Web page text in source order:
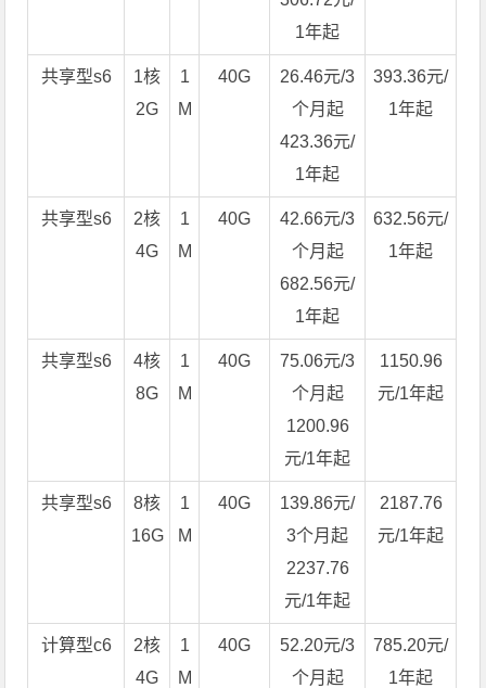
1年起
共享型s6
1核
2G
1
M
40G
26.46元/3
个月起
423.36元/
1年起
393.36元/
1年起
共享型s6
2核
4G
1
M
40G
42.66元/3
个月起
682.56元/
1年起
632.56元/
1年起
共享型s6
4核
8G
1
M
40G
75.06元/3
个月起
1200.96
元/1年起
1150.96
元/1年起
共享型s6
8核
16G
1
M
40G
139.86元/
3个月起
2237.76
元/1年起
2187.76
元/1年起
计算型c6
2核
4G
1
M
40G
52.20元/3
个月起
785.20元/
1年起